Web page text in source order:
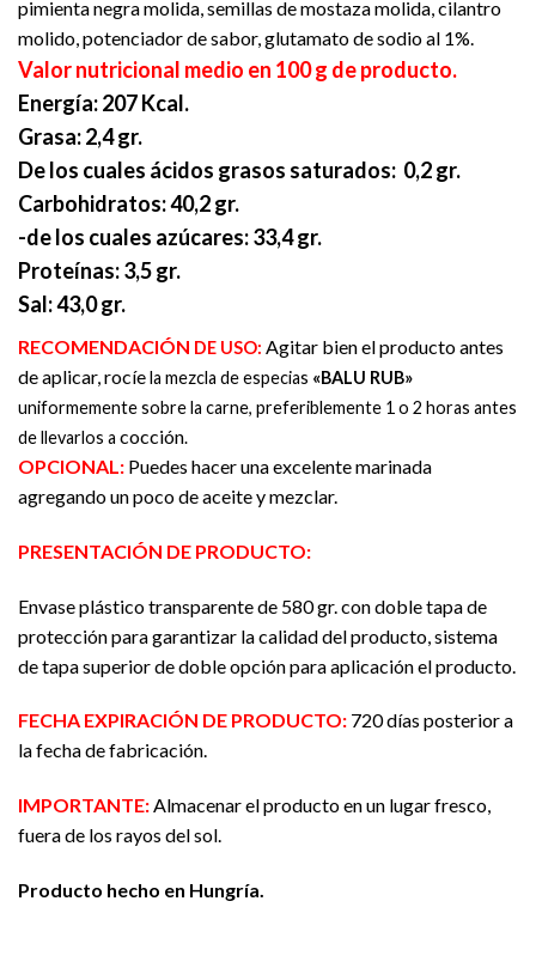
pimienta negra molida, semillas de mostaza molida, cilantro
molido, potenciador de sabor, glutamato de sodio al 1%.
Valor nutricional medio en 100 g de producto.
Energía:207 Kcal.
Grasa:2,4 gr.
De los cuales ácidos grasos saturados: 0,2 gr.
Carbohidratos:40,2 gr.
-de los cuales azúcares:33,4 gr.
Proteínas:3,5 gr.
Sal:43,0 gr.
RECOMENDACIÓN DE USO: Agitar bien el producto antes
de aplicar, rocíela mezcla de especias «BALU RUB»
uniformemente sobre la carne, preferiblemente 1 o 2 horas antes
de llevarlos a cocción.
OPCIONAL: Puedes hacer una excelente marinada
agregando un poco de aceite y mezclar.
PRESENTACIÓN DE PRODUCTO:
Envase plástico transparente de 580 gr. con doble tapa de
protección para garantizar la calidad del producto, sistema
de tapa superior de doble opción para aplicación el producto.
FECHA EXPIRACIÓN DE PRODUCTO: 720 días posterior a
la fecha de fabricación.
IMPORTANTE:Almacenar el producto en un lugar fresco,
fuera de los rayos del sol.
Producto hecho en Hungría.